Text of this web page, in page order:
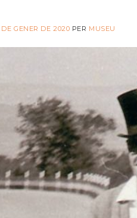
GENER DE 2020 PER MUSEU